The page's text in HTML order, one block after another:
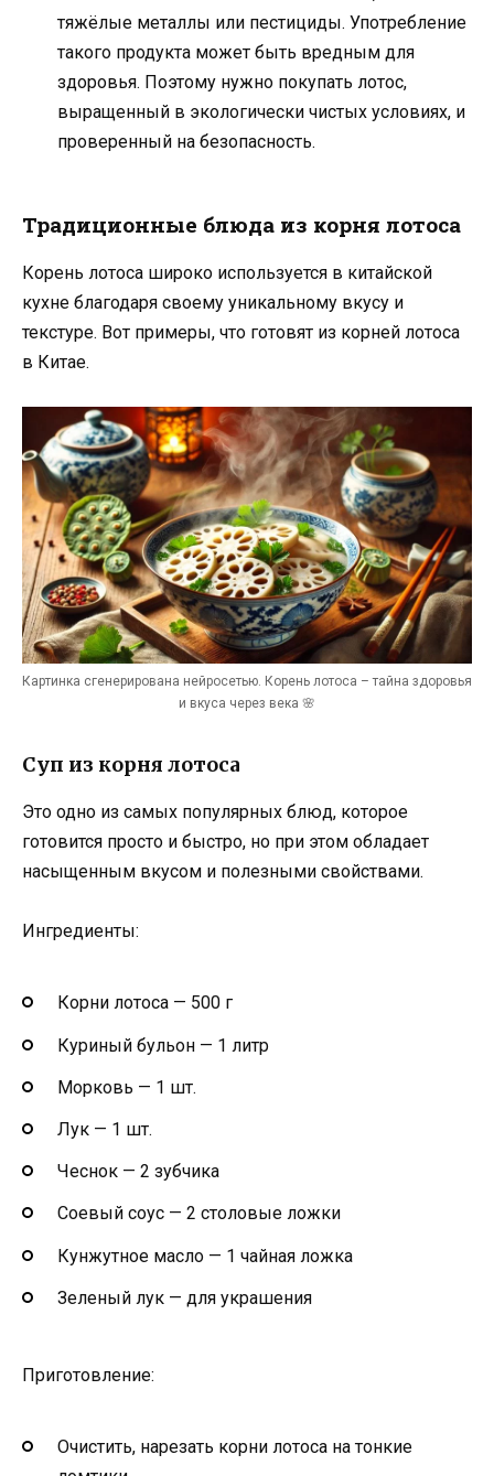
тяжёлые металлы или пестициды. Употребление
такого продукта может быть вредным для
здоровья. Поэтому нужно покупать лотос,
выращенный в экологически чистых условиях, и
проверенный на безопасность.
Традиционные блюда из корня лотоса
Корень лотоса широко используется в китайской
кухне благодаря своему уникальному вкусу и
текстуре. Вот примеры, что готовят из корней лотоса
в Китае.
Картинка сгенерирована нейросетью. Корень лотоса – тайна здоровья
и вкуса через века 🌸
Суп из корня лотоса
Это одно из самых популярных блюд, которое
готовится просто и быстро, но при этом обладает
насыщенным вкусом и полезными свойствами.
Ингредиенты:
Корни лотоса — 500 г
Куриный бульон — 1 литр
Морковь — 1 шт.
Лук — 1 шт.
Чеснок — 2 зубчика
Соевый соус — 2 столовые ложки
Кунжутное масло — 1 чайная ложка
Зеленый лук — для украшения
Приготовление:
Очистить, нарезать корни лотоса на тонкие